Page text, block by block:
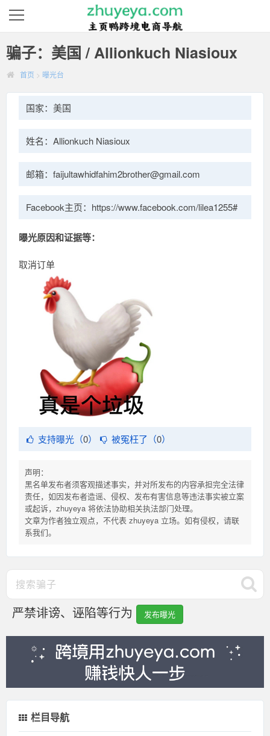
骗子：美国 / Allionkuch Niasioux
首页 > 曝光台
国家：美国
姓名：Allionkuch Niasioux
邮箱：faijultawhidfahim2brother@gmail.com
Facebook主页：https://www.facebook.com/lilea1255#
曝光原因和证据等：
取消订单
支持曝光（0） 被冤枉了（0）
声明：
黑名单发布者须客观描述事实，并对所发布的内容承担完全法律
责任，如因发布者造谣、侵权、发布有害信息等违法事实被立案
或起诉，zhuyeya 将依法协助相关执法部门处理。
文章为作者独立观点，不代表 zhuyeya 立场。如有侵权，请联
系我们。
严禁诽谤、诬陷等行为 发布曝光
栏目导航